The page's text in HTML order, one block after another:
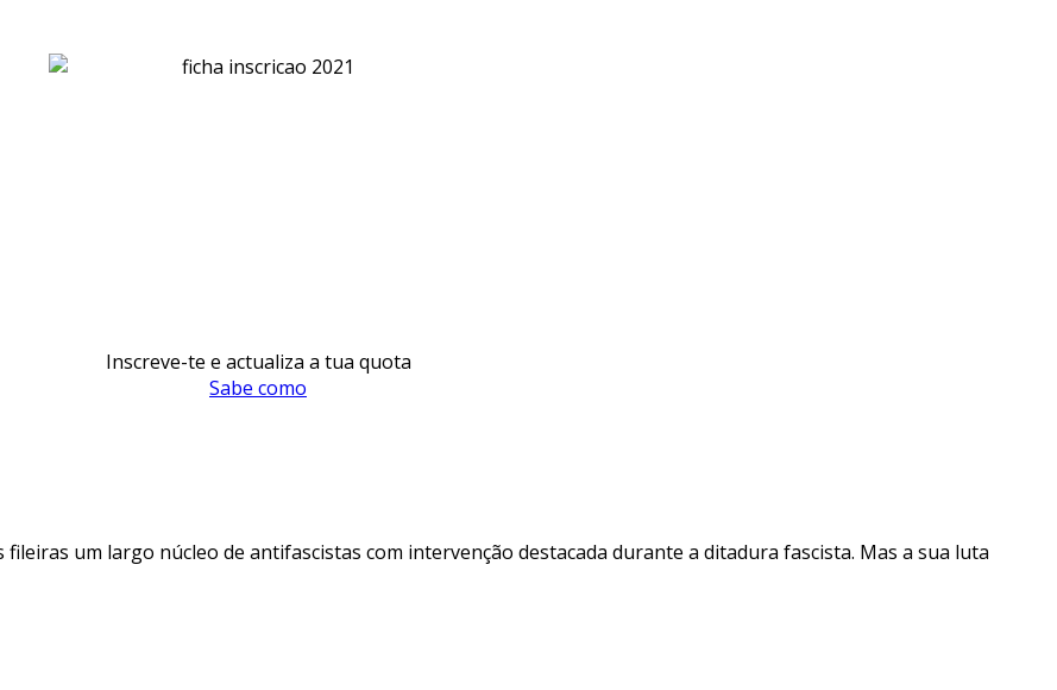
Inscreve-te e actualiza a tua quota
Sabe como
um largo núcleo de antifascistas com intervenção destacada durante a ditadura fascista. Mas a sua luta